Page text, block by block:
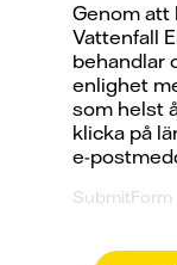
Genom att
Vattenfall
behandlar
enlighet
som helst
klicka på
e-
SubmitForm